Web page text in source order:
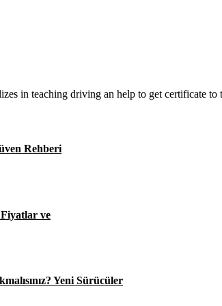
in teaching driving an help to get certificate to
Rehberi
Fiyatlar ve
Yeni Sürücüler